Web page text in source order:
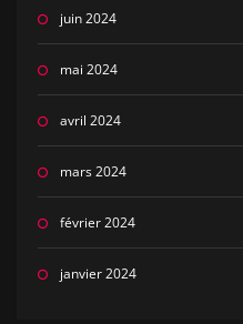
juin 2024
mai 2024
avril 2024
mars 2024
février 2024
janvier 2024